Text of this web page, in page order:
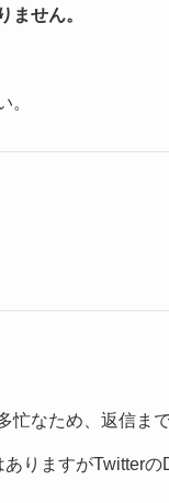
ません。
。
なため、返信ま
りますがTwitterの